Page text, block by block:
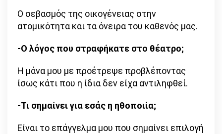
Ο σεβασμός της οικογένειας στην
ατομικότητα και τα όνειρα του καθενός μας.
-Ο λόγος που στραφήκατε στο θέατρο;
Η μάνα μου με προέτρεψε προβλέποντας
ίσως κάτι που η ίδια δεν είχα αντιληφθεί.
-Τι σημαίνει για εσάς η ηθοποιία;
Είναι το επάγγελμα μου που σημαίνει επιλογή